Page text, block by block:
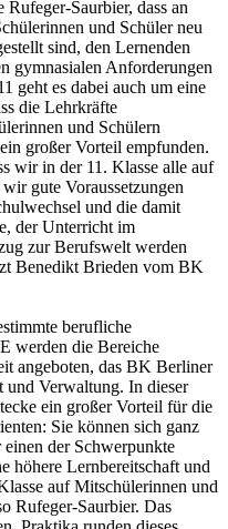
Saurbier, dass an
und Schüler neu
sind, den Lernenden
gymnasialen Anforderungen
geht es dabei auch um eine
die Lehrkräfte
und Schülern
großer Vorteil empfunden.
wir in der 11. Klasse alle auf
gute Voraussetzungen
und die damit
der Unterricht im
zur Berufswelt werden
Benedikt Brieden vom BK
berufliche
werden die Bereiche
angeboten, das BK Berliner
und Verwaltung. In dieser
ein großer Vorteil für die
Sie können sich ganz
der Schwerpunkte
höhere Lernbereitschaft und
auf Mitschülerinnen und
Rufeger-Saurbier. Das